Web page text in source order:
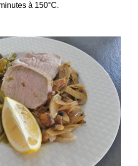
à 150°C.